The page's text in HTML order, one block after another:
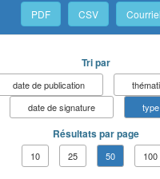
PDF CSV Courriel
Tri par
date de publication
date de signature
type
Résultats par page
10 25 50 100